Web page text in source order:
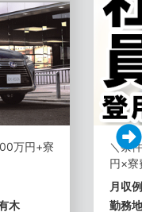
万円+寮
木
＼条
円×
月収
勤務